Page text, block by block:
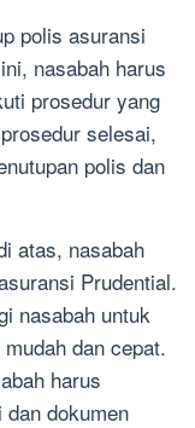
polis asuransi
nasabah harus
prosedur yang
selesai,
polis dan
atas, nasabah
Prudential.
nasabah untuk
dan cepat.
harus
dokumen